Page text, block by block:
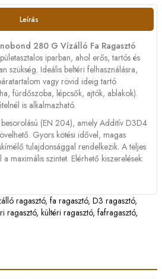
Leírás
280 G Vízálló Fa Ragasztó
iparban, ahol erős, tartós és
szükség. Ideális beltéri felhasználásra,
vagy rövid ideig tartó
fürdőszoba, lépcsők, ajtók, ablakok).
is alkalmazható.
(EN 204), amely Additív D3D4
Gyors kötési idővel, magas
tulajdonsággal rendelkezik. A teljes
maximális szintet. Elérhető kiszerelések:
ragasztó, fa ragasztó, D3 ragasztó,
ragasztó, kültéri ragasztó, fafragasztó,